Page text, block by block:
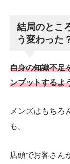
結局のとこ
う変わった
自身の知識不足
ンプットするよ
メンズはもちろ
も。
店頭でお客さん